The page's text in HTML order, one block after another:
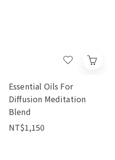
Essential Oils For
Diffusion Meditation
Blend
NT$1,150